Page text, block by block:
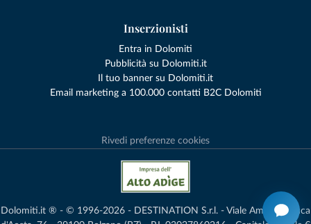
Inserzionisti
Entra in Dolomiti
Pubblicità su Dolomiti.it
Il tuo banner su Dolomiti.it
Email marketing a 100.000 contatti B2C Dolomiti
Rivedi preferenze cookies
Dolomiti.it ® - © 1996-2026 - DESTINATION S.r.l. - Viale Amedeo Duca